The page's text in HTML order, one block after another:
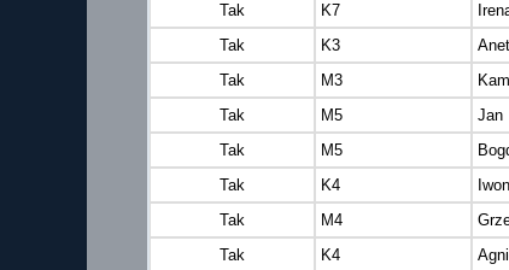
Tak
K7
Tak
K3
Tak
M3
Tak
M5 Jan
Tak
M5
Tak
K4
Tak
M4
Tak
K4